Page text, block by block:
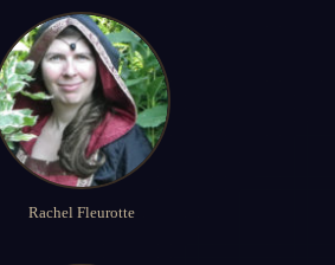
Rachel Fleurotte